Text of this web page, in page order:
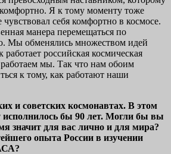
Я к тому моменту тоже
себя комфортно в космосе.
манера перемещаться по
Мы обменялись множеством идей
работает российская космическая
мы. Так что нам обоим
к тому, как работают наши
и советских космонавтах. В этом
бы 90 лет. Могли бы вы
значит для вас лично и для мира?
опыта России в изучении